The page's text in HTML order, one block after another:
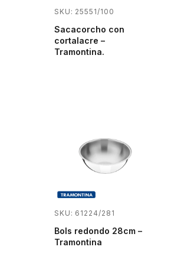
SKU: 25551/100
Sacacorcho con
cortalacre –
Tramontina.
SKU: 61224/281
Bols redondo 28cm –
Tramontina